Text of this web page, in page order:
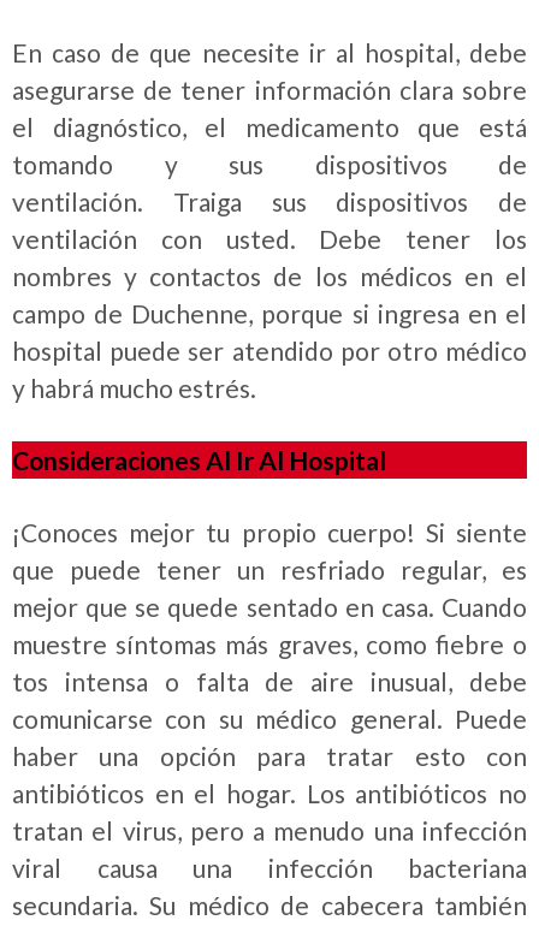
En caso de que necesite ir al hospital, debe
asegurarse de tener información clara sobre
el diagnóstico, el medicamento que está
tomando y sus dispositivos de
ventilación. Traiga sus dispositivos de
ventilación con usted. Debe tener los
nombres y contactos de los médicos en el
campo de Duchenne, porque si ingresa en el
hospital puede ser atendido por otro médico
y habrá mucho estrés.
Consideraciones Al Ir Al Hospital
¡Conoces mejor tu propio cuerpo! Si siente
que puede tener un resfriado regular, es
mejor que se quede sentado en casa. Cuando
muestre síntomas más graves, como fiebre o
tos intensa o falta de aire inusual, debe
comunicarse con su médico general. Puede
haber una opción para tratar esto con
antibióticos en el hogar. Los antibióticos no
tratan el virus, pero a menudo una infección
viral causa una infección bacteriana
secundaria. Su médico de cabecera también